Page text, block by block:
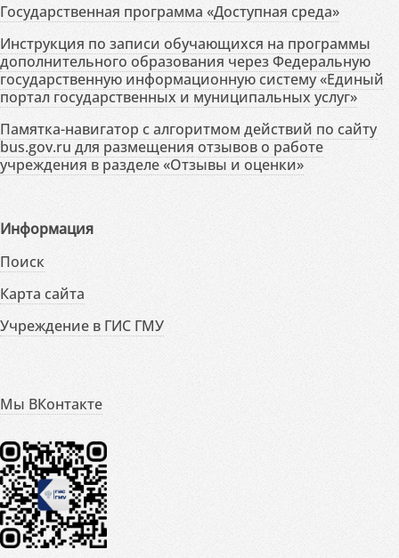
Государственная программа «Доступная среда»
Инструкция по записи обучающихся на программы
дополнительного образования через Федеральную
государственную информационную систему «Единый
портал государственных и муниципальных услуг»
Памятка-навигатор с алгоритмом действий по сайту
bus.gov.ru для размещения отзывов о работе
учреждения в разделе «Отзывы и оценки»
Информация
Поиск
Карта сайта
Учреждение в ГИС ГМУ
Мы ВКонтакте